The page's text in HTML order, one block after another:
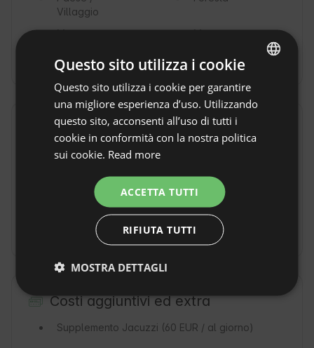
Villaggio
Montagne
Mare
Riserva naturale
Tragitto Mostra originale
In auto
Burgos In aereo
Madrid
Costi aggiuntivi ed extra
Supplemento Jacuzzi (60 EUR / al giorno)
ENGLISH
SPANISH
POLISH
Questo sito utilizza i cookie
Questo sito utilizza i cookie per garantire
una migliore esperienza d’uso. Utilizzando
questo sito, acconsenti all’uso di tutti i
cookie in conformità con la nostra politica
sui cookie. Read more
ACCETTA TUTTI
RIFIUTA TUTTI
MOSTRA DETTAGLI